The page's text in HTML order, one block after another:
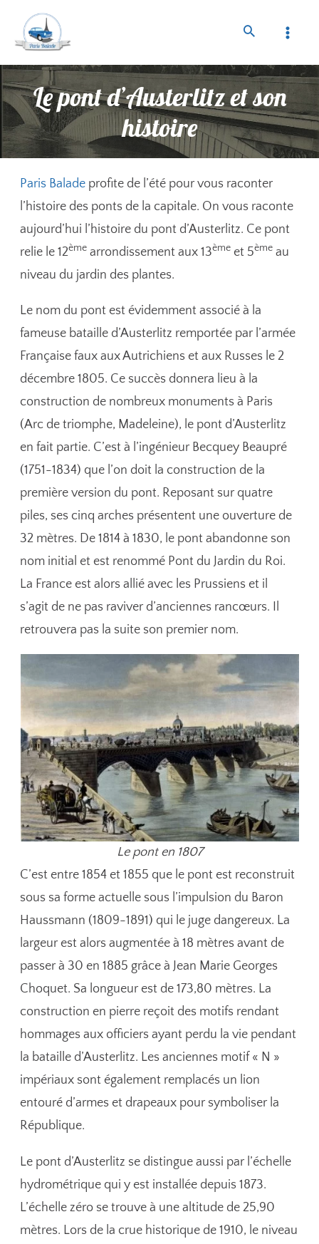
Le pont d’Austerlitz et son
histoire
Paris Balade profite de l’été pour vous raconter
l’histoire des ponts de la capitale. On vous raconte
aujourd’hui l’histoire du pont d’Austerlitz. Ce pont
relie le 12ème arrondissement aux 13ème et 5ème au
niveau du jardin des plantes.
Le nom du pont est évidemment associé à la
fameuse bataille d’Austerlitz remportée par l’armée
Française faux aux Autrichiens et aux Russes le 2
décembre 1805. Ce succès donnera lieu à la
construction de nombreux monuments à Paris
(Arc de triomphe, Madeleine), le pont d’Austerlitz
en fait partie. C’est à l’ingénieur Becquey Beaupré
(1751-1834) que l’on doit la construction de la
première version du pont. Reposant sur quatre
piles, ses cinq arches présentent une ouverture de
32 mètres. De 1814 à 1830, le pont abandonne son
nom initial et est renommé Pont du Jardin du Roi.
La France est alors allié avec les Prussiens et il
s’agit de ne pas raviver d’anciennes rancœurs. Il
retrouvera pas la suite son premier nom.
Le pont en 1807
C’est entre 1854 et 1855 que le pont est reconstruit
sous sa forme actuelle sous l’impulsion du Baron
Haussmann (1809-1891) qui le juge dangereux. La
largeur est alors augmentée à 18 mètres avant de
passer à 30 en 1885 grâce à Jean Marie Georges
Choquet. Sa longueur est de 173,80 mètres. La
construction en pierre reçoit des motifs rendant
hommages aux officiers ayant perdu la vie pendant
la bataille d’Austerlitz. Les anciennes motif « N »
impériaux sont également remplacés un lion
entouré d’armes et drapeaux pour symboliser la
République.
Le pont d’Austerlitz se distingue aussi par l’échelle
hydrométrique qui y est installée depuis 1873.
L’échelle zéro se trouve à une altitude de 25,90
mètres. Lors de la crue historique de 1910, le niveau